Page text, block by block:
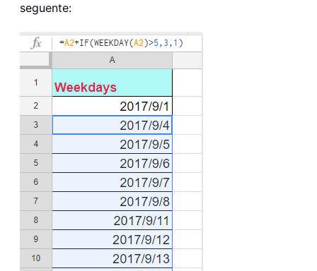
seguente: